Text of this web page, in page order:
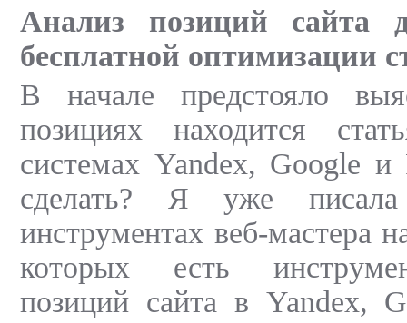
Анализ позиций сайта
бесплатной оптимизации
В начале предстояло
позициях находится
системах Yandex, Google
сделать? Я уже
инструментах веб-мастера
которых есть
позиций сайта в Yandex,